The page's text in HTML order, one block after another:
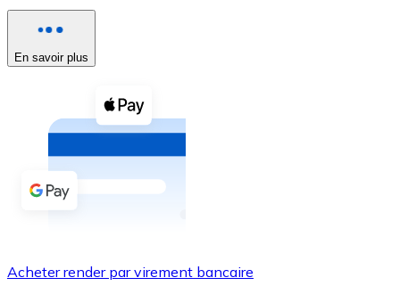
Voir toutes
Coupons crypto
Achetez des cryptomonnaies en espèces et d'autres
Acheter avec espèces
Virement SEPA
En savoir plus
Acheter render par virement bancaire